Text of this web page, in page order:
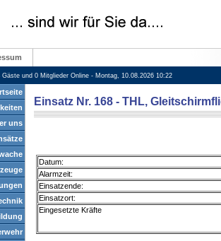
Gäste und 0 Mitglieder Online - Montag, 10.08.2026 10:22
uns
Einsatz Nr. 168 - THL,
Datum:
Alarmzeit:
Einsatzende:
Einsatzort:
Eingesetzte Kräfte